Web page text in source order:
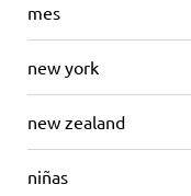
mes
new york
new zealand
niñas